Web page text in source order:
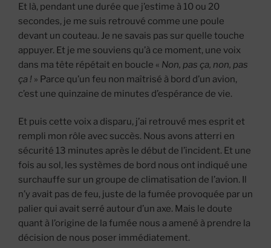
Et là, pendant une durée que j’estime à 10 ou 20
secondes, je me suis retrouvé comme une poule
devant un couteau. Je ne savais pas sur quelle touche
appuyer. Et je me souviens qu’à ce moment, une voix
dans ma tête répétait en boucle « Non, pas ça, non, pas
ça ! » Parce qu’un feu non maîtrisé à bord d’un avion,
c’est une quinzaine de minutes d’espérance de vie.
Et puis cette voix a disparu, j’ai retrouvé mes esprit et
rempli mon rôle avec succès. Nous avons atterri en
sécurité 13 minutes après le début de l’incident. Et une
fois au sol, les systèmes de bord nous ont indiqué une
surchauffe sur un groupe de climatisation de l’avion. Il
n’y avait pas de feu, juste de la fumée provoquée par un
palier qui avait serré autour d’un axe. Mais le doute
quant à l’origine de la fumée nous a amené à prendre la
décision de nous poser immédiatement.